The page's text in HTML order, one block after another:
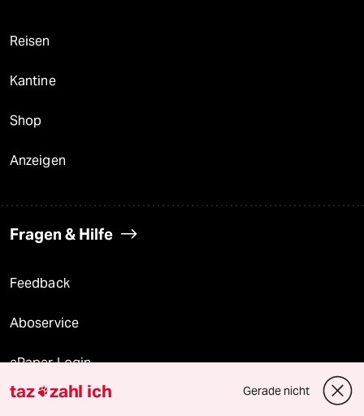
Reisen
Kantine
Shop
Anzeigen
Fragen & Hilfe
Feedback
Aboservice
ePaper Login
Downloads für Abonnierende
taz zahl ich Gerade nicht